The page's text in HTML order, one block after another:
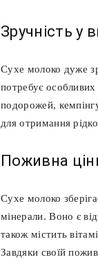
Зручність у
Сухе молоко дуже
потребує
подорожей,
для отримання
Поживна
Сухе молоко
мінерали. Воно є
також містить
Завдяки своїй